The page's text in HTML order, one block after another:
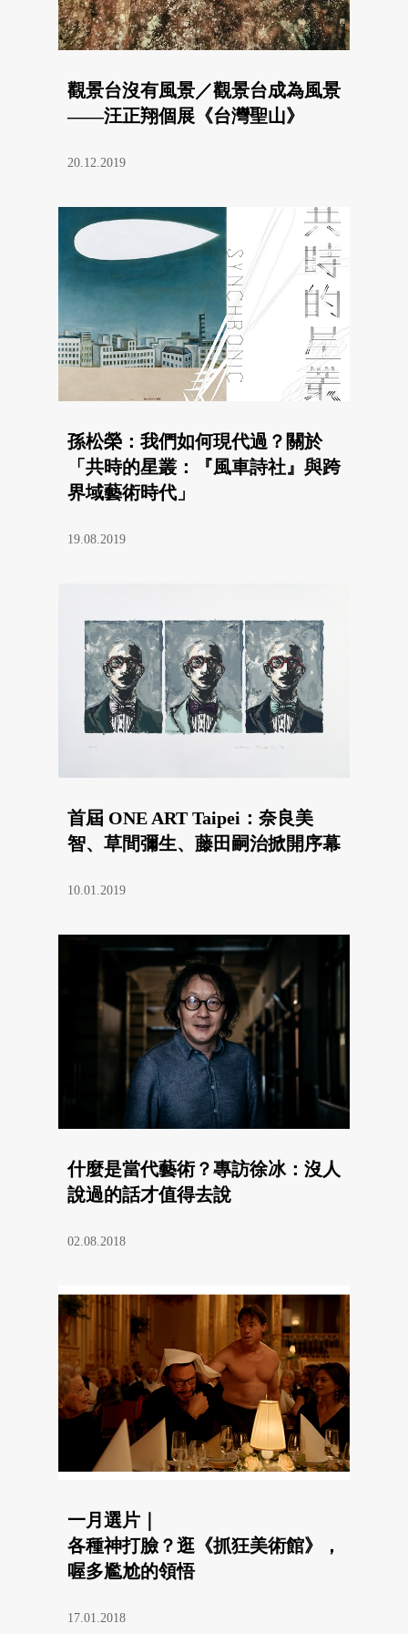
觀景台沒有風景／觀景台成為風景
——汪正翔個展《台灣聖山》
20.12.2019
孫松榮：我們如何現代過？關於
「共時的星叢：『風車詩社』與跨
界域藝術時代」
19.08.2019
首屆 ONE ART Taipei：奈良美
智、草間彌生、藤田嗣治掀開序幕
10.01.2019
什麼是當代藝術？專訪徐冰：沒人
說過的話才值得去說
02.08.2018
一月選片｜
各種神打臉？逛《抓狂美術館》，
喔多尷尬的領悟
17.01.2018